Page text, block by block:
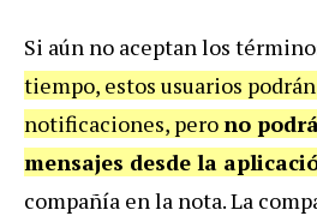
Si aún no aceptan los
tiempo, estos usuarios
notificaciones, perono
mensajes desde la
compañía en la nota. La